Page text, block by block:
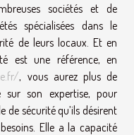
sociétés et de
spécialisées dans le
de leurs locaux. Et en
est une référence, en
, vous aurez plus de
sur son expertise, pour
de sécurité qu’ils désirent
Elle a la capacité